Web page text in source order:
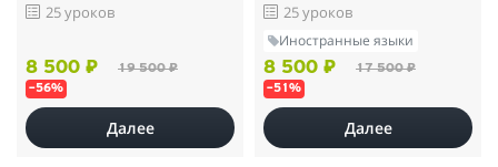
25 уроков
8 500 ₽ 19 500 ₽
–56%
Далее
25 уроков
Иностранные языки
8 500 ₽ 17 500 ₽
–51%
Далее